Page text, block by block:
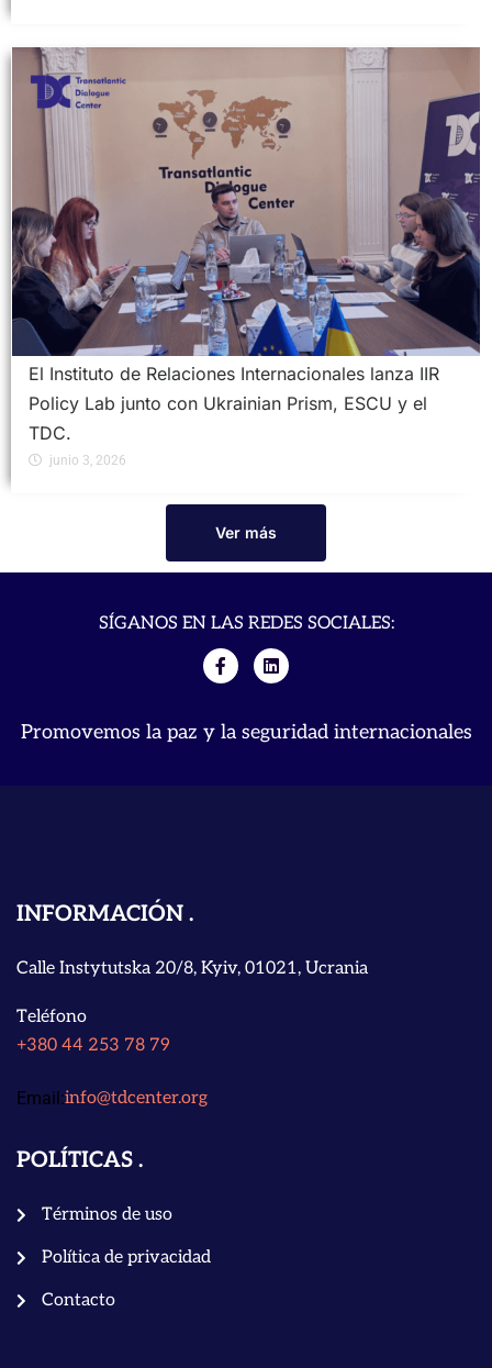
El Instituto de Relaciones Internacionales lanza IIR
Policy Lab junto con Ukrainian Prism, ESCU y el
TDC.
junio 3, 2026
Ver más
SÍGANOS EN LAS REDES SOCIALES:
Promovemos la paz y la seguridad internacionales
INFORMACIÓN
Calle Instytutska 20/8, Kyiv, 01021, Ucrania
Teléfono
+380 44 253 78 79
Email:info@tdcenter.org
POLÍTICAS
Términos de uso
Política de privacidad
Contacto